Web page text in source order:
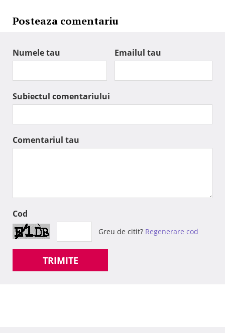
Posteaza comentariu
Numele tau Emailul tau
Subiectul comentariului
Comentariul tau
Cod
Greu de citit? Regenerare cod
TRIMITE